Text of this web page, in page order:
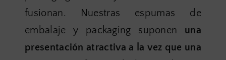
fusionan. Nuestras espumas de
embalaje y packaging suponen una
presentación atractiva a la vez que una